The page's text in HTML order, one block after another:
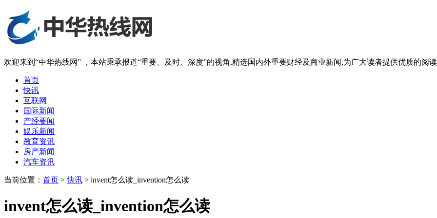
欢迎来到“中华热线网” ，本站秉承报道“重要、及时、深度”的视角,精选国内外重要财经及商业新闻,为广大读者提供优质的阅
首页
快讯
互联网
国际新闻
产经要闻
娱乐新闻
教育资讯
房产新闻
汽车资讯
当前位置： 首页 >快讯 > invent怎么读_invention怎么读
invent怎么读_invention怎么读